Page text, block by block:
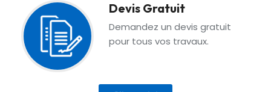
Devis Gratuit
Demandez un devis gratuit
pour tous vos travaux.